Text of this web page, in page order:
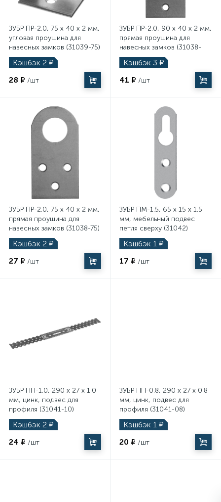
ЗУБР ПР-2.0, 75 x 40 x 2 мм,
угловая проушина для
навесных замков (31039-75)
Кэшбэк 2 ₽
28 ₽ /шт
ЗУБР ПР-2.0, 90 x 40 x 2 мм,
прямая проушина для
навесных замков (31038-
90)
Кэшбэк 3 ₽
41 ₽ /шт
ЗУБР ПР-2.0, 75 x 40 x 2 мм,
прямая проушина для
навесных замков (31038-75)
Кэшбэк 2 ₽
27 ₽ /шт
ЗУБР ПМ-1.5, 65 x 15 x 1.5
мм, мебельный подвес
петля сверху (31042)
Кэшбэк 1 ₽
17 ₽ /шт
ЗУБР ПП-1.0, 290 x 27 x 1.0
мм, цинк, подвес для
профиля (31041-10)
Кэшбэк 2 ₽
24 ₽ /шт
ЗУБР ПП-0.8, 290 x 27 x 0.8
мм, цинк, подвес для
профиля (31041-08)
Кэшбэк 1 ₽
20 ₽ /шт